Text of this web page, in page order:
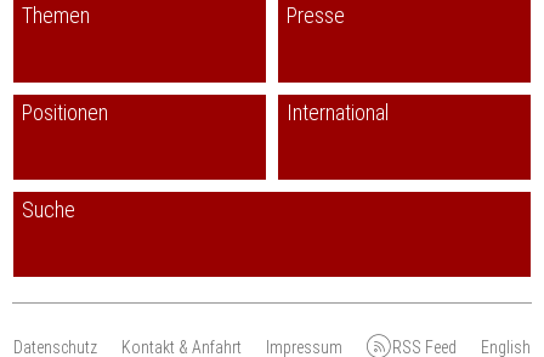
Themen Presse
Positionen International
Suche
Datenschutz Kontakt & Anfahrt Impressum RSS Feed English